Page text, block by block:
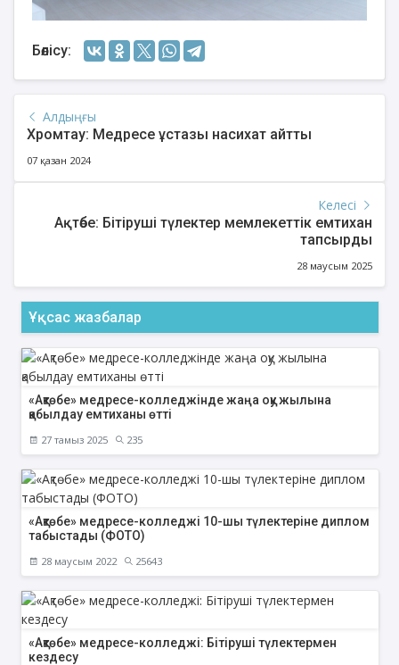
Бөлісу:
Алдыңғы
Хромтау: Медресе ұстазы насихат айтты
07 қазан 2024
Келесі
Ақтөбе: Бітіруші түлектер мемлекеттік емтихан
тапсырды
28 маусым 2025
Ұқсас жазбалар
«Ақтөбе» медресе-колледжінде жаңа оқу жылына
қабылдау емтиханы өтті
27 тамыз 2025 235
«Ақтөбе» медресе-колледжі 10-шы түлектеріне диплом
табыстады (ФОТО)
28 маусым 2022 25643
«Ақтөбе» медресе-колледжі: Бітіруші түлектермен
кездесу